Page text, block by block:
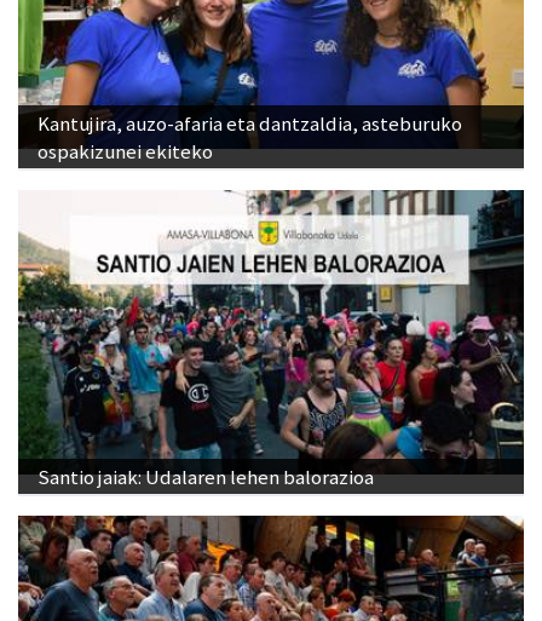
Kantujira, auzo-afaria eta dantzaldia, asteburuko
ospakizunei ekiteko
Santio jaiak: Udalaren lehen balorazioa